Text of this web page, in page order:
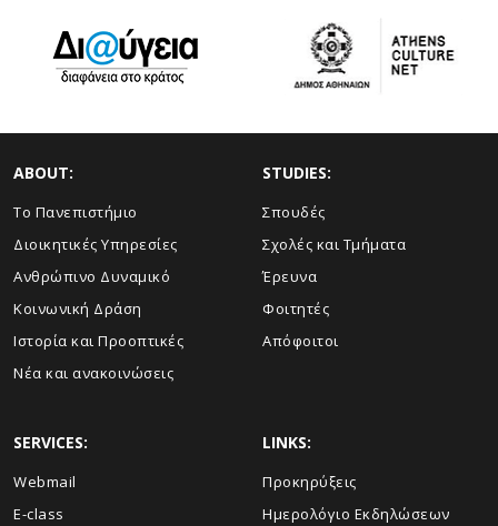
ABOUT:
Το Πανεπιστήμιο
Διοικητικές Υπηρεσίες
Ανθρώπινο Δυναμικό
Κοινωνική Δράση
Ιστορία και Προοπτικές
Νέα και ανακοινώσεις
STUDIES:
Σπουδές
Σχολές και Τμήματα
Έρευνα
Φοιτητές
Απόφοιτοι
SERVICES:
Webmail
E-class
LINKS:
Προκηρύξεις
Ημερολόγιο Εκδηλώσεων